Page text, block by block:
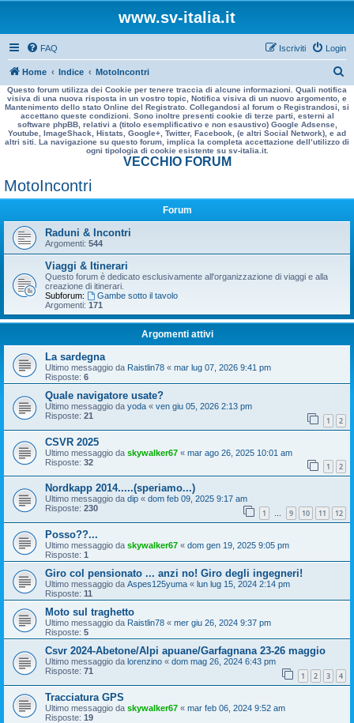
www.sv-italia.it
FAQ Login
Iscriviti
Home Indice MotoIncontri
e
r
a
Questo forum utilizza dei Cookie per tenere traccia di alcune informazioni. Quali notifica
visiva di una nuova risposta in un vostro topic, Notifica visiva di un nuovo argomento, e
Mantenimento dello stato Online del Registrato. Collegandosi al forum o Registrandosi, si
accettano queste condizioni. Sono inoltre presenti cookie di terze parti, esterni al
software phpBB, relativi a (titolo esemplificativo e non esaustivo) Google Adsense,
Youtube, ImageShack, Histats, Google+, Twitter, Facebook, (e altri Social Network), e ad
altri siti. La navigazione su questo forum, implica la completa accettazione dell’utilizzo di
ogni tipologia di cookie esistente su sv-italia.it.
VECCHIO FORUM
MotoIncontri
Forum
Raduni & Incontri
Argomenti: 544
Viaggi & Itinerari
Questo forum è dedicato esclusivamente all'organizzazione di viaggi e alla
creazione di itinerari.
Subforum:
Gambe sotto il tavolo
Argomenti: 171
Argomenti attivi
La sardegna
Ultimo messaggio da Raistlin78 « mar lug 07, 2026 9:41 pm
Risposte: 6
Quale navigatore usate?
Ultimo messaggio da yoda « ven giu 05, 2026 2:13 pm
Risposte: 21 1 2
CSVR 2025
Ultimo messaggio da skywalker67 « mar ago 26, 2025 10:01 am
Risposte: 32 1 2
Nordkapp 2014.....(speriamo...)
Ultimo messaggio da dip « dom feb 09, 2025 9:17 am
Risposte: 230 1 … 9 10 11 12
Posso??...
Ultimo messaggio da skywalker67 « dom gen 19, 2025 9:05 pm
Risposte: 1
Giro col pensionato ... anzi no! Giro degli ingegneri!
Ultimo messaggio da Aspes125yuma « lun lug 15, 2024 2:14 pm
Risposte: 11
Moto sul traghetto
Ultimo messaggio da Raistlin78 « mer giu 26, 2024 9:37 pm
Risposte: 5
Csvr 2024-Abetone/Alpi apuane/Garfagnana 23-26 maggio
Ultimo messaggio da lorenzino « dom mag 26, 2024 6:43 pm
Risposte: 71 1 2 3 4
Tracciatura GPS
Ultimo messaggio da skywalker67 « mar feb 06, 2024 9:52 am
Risposte: 19